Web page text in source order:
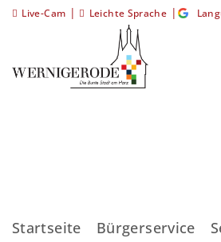
Live-Cam | Leichte Sprache |
Startseite Bürgerservice